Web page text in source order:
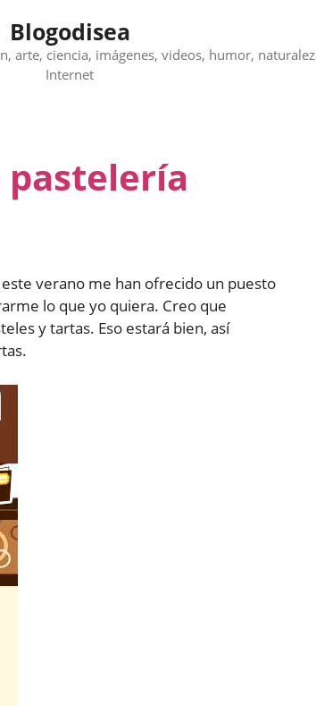
Blogodisea
arte, ciencia, imágenes, videos, humor,
Internet
pastelería
verano me han ofrecido un puesto
lo que yo quiera. Creo que
y tartas. Eso estará bien, así